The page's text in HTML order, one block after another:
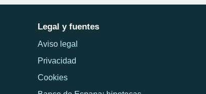
Legal y fuentes
Aviso legal
Privacidad
Cookies